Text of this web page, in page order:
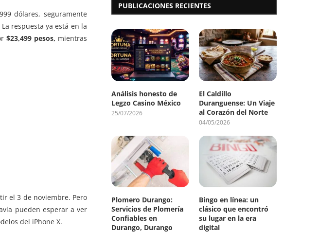
dólares, seguramente
respuesta ya está en la
$23,499 pesos, mientras
el 3 de noviembre. Pero
pueden esperar a ver
del iPhone X.
PUBLICACIONES RECIENTES
Análisis honesto de
Legzo Casino México
25/07/2026
El Caldillo
Duranguense: Un Viaje
al Corazón del Norte
04/05/2026
Plomero Durango:
Servicios de Plomería
Confiables en
Durango, Durango
Bingo en línea: un
clásico que encontró
su lugar en la era
digital